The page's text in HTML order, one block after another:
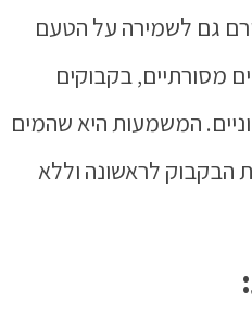
גם לשמירה על הטעם
מסורתיים, בקבוקים
המשמעות היא שהמים
הבקבוק לראשונה וללא